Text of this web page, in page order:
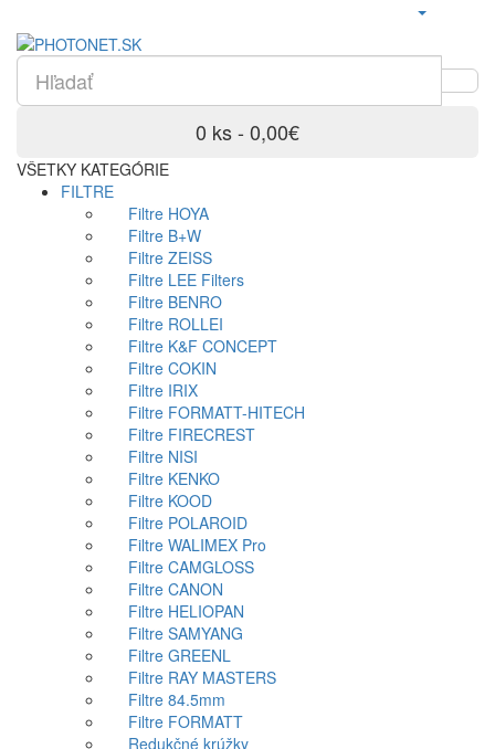
0 ks - 0,00€
VŠETKY KATEGÓRIE
FILTRE
Filtre HOYA
Filtre B+W
Filtre ZEISS
Filtre LEE Filters
Filtre BENRO
Filtre ROLLEI
Filtre K&F CONCEPT
Filtre COKIN
Filtre IRIX
Filtre FORMATT-HITECH
Filtre FIRECREST
Filtre NISI
Filtre KENKO
Filtre KOOD
Filtre POLAROID
Filtre WALIMEX Pro
Filtre CAMGLOSS
Filtre CANON
Filtre HELIOPAN
Filtre SAMYANG
Filtre GREENL
Filtre RAY MASTERS
Filtre 84.5mm
Filtre FORMATT
Redukčné krúžky